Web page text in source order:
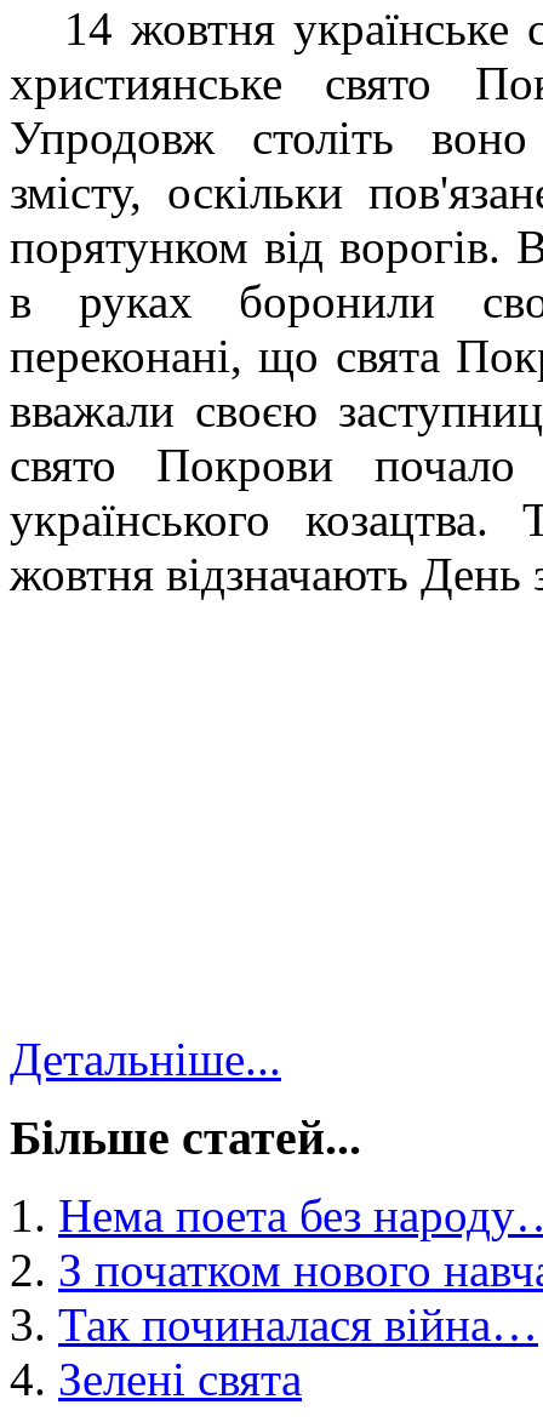
14 жовтня українське
християнське свято
Упродовж століть
змісту, оскільки
порятунком від ворогів.
в руках боронили
переконані, що свята
вважали своєю
свято Покрови
українського
жовтня відзначають День
Детальніше...
Більше статей...
Нема поета без
З початком нового
Так починалася війна…
Зелені свята